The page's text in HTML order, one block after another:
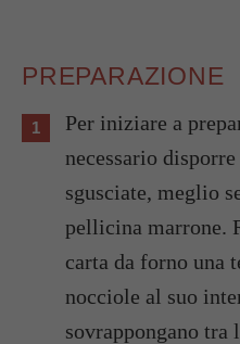
PREPARAZIONE
Per iniziare a preparare questa ricetta è
necessario
sgusciate, meglio
pellicina marrone.
carta da forno una
nocciole al suo
sovrappongano tra